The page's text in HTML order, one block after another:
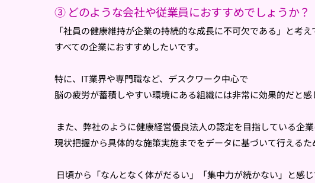
③ どのような会社や従業員におすすめでしょうか？
「社員の健康維持が企業の持続的な成長に不可欠である」 と考え
すべての企業におすすめしたいです。
特に、IT業界や専門職など、 デスクワーク中心で
脳の疲労が蓄積しやすい環境にある組織には非常に効果的だと感
また、 弊社のように健康経営優良法人の認定を目指している企
現状把握から具体的な施策実施までをデータに基づいて行えるた
日頃から「なんとなく体がだるい」「集中力が続かない」 と感